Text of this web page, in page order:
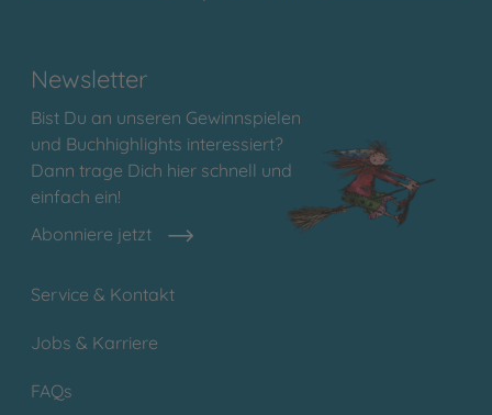
Newsletter
Bist Du an unseren Gewinnspielen
und Buchhighlights interessiert?
Dann trage Dich hier schnell und
einfach ein!
Abonniere jetzt
Service & Kontakt
Jobs & Karriere
FAQs